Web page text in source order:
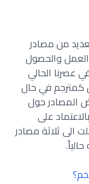
من مصادر
والحصول
عصرنا الحالي
كمترجم في حال
المصادر حول
على
الى ثلاثة مصادر